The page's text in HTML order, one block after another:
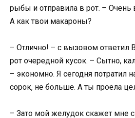
рыбы и отправила в рот. – Очень
А как твои макароны?
– Отлично! – с вызовом ответил
рот очередной кусок. – Сытно,
– экономно. Я сегодня потратил
сорок, не больше. А ты проела
– Зато мой желудок скажет мне